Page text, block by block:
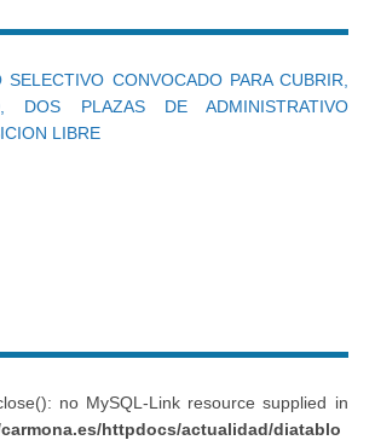
SELECTIVO CONVOCADO PARA CUBRIR,
DOS PLAZAS DE ADMINISTRATIVO
LIBRE
no MySQL-Link resource supplied in
httpdocs/actualidad/diatablo